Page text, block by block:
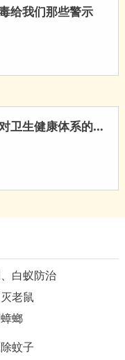
给我们那些警示
2026年游轮波坦病毒病例对卫生健康体系的多重启示
白蚁防治
老鼠
螂
蚊子